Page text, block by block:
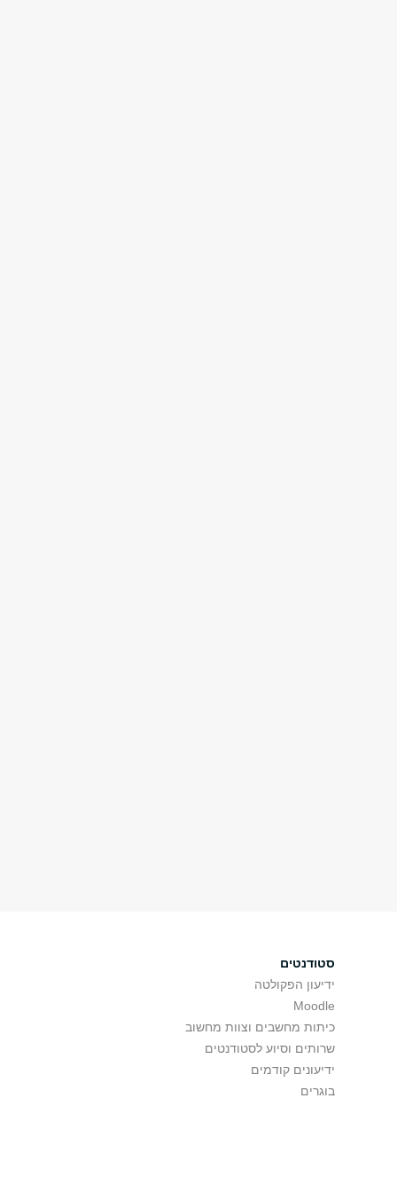
סטודנטים
ידיעון הפקולטה
Moodle
כיתות מחשבים וצוות מחשוב
שרותים וסיוע לסטודנטים
ידיעונים קודמים
בוגרים